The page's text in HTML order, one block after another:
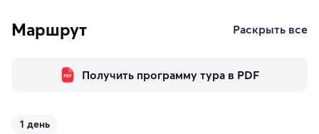
Маршрут Раскрыть все
Получить программу тура в PDF
1 день